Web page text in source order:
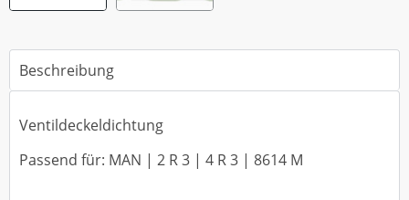
Beschreibung
Ventildeckeldichtung
Passend für: MAN | 2 R 3 | 4 R 3 | 8614 M